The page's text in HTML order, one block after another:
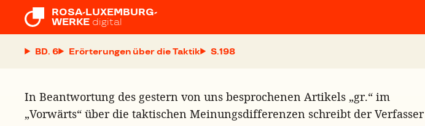
ROSA-LUXEMBURG-
WERKE digital
BD. 6 Erörterungen über die Taktik S.
In Beantwortung des gestern von uns besprochenen Artikels „gr.“ im
„Vorwärts“ über die taktischen Meinungsdifferenzen schreibt der Verfasser